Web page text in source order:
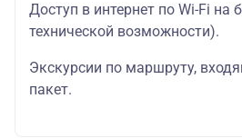
Доступ в интернет по Wi-Fi на
технической возможности).
Экскурсии по маршруту,
пакет.